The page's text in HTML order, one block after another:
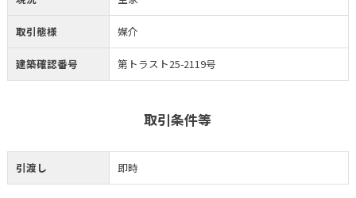
取引態様 媒介
建築確認番号 第トラスト25-2119号
取引条件等
引渡し 即時